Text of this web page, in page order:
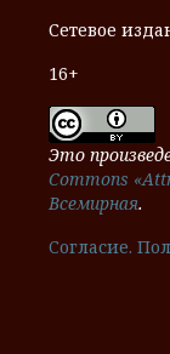
Сетевое
16+
Это
Commons
Всемирная.
Cогласие.